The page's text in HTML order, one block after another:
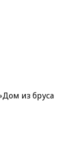
Дом из бруса